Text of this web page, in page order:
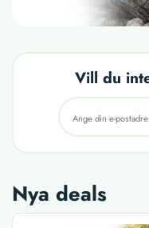
Vill du
Nya deals